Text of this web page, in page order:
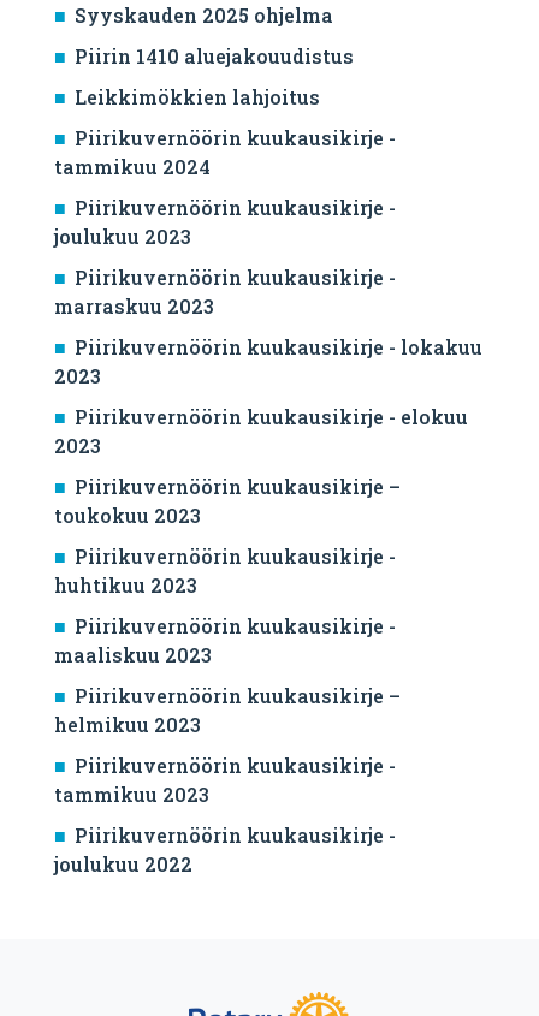
Syyskauden 2025 ohjelma
Piirin 1410 aluejakouudistus
Leikkimökkien lahjoitus
Piirikuvernöörin kuukausikirje -
tammikuu 2024
Piirikuvernöörin kuukausikirje -
joulukuu 2023
Piirikuvernöörin kuukausikirje -
marraskuu 2023
Piirikuvernöörin kuukausikirje - lokakuu
2023
Piirikuvernöörin kuukausikirje - elokuu
2023
Piirikuvernöörin kuukausikirje –
toukokuu 2023
Piirikuvernöörin kuukausikirje -
huhtikuu 2023
Piirikuvernöörin kuukausikirje -
maaliskuu 2023
Piirikuvernöörin kuukausikirje –
helmikuu 2023
Piirikuvernöörin kuukausikirje -
tammikuu 2023
Piirikuvernöörin kuukausikirje -
joulukuu 2022